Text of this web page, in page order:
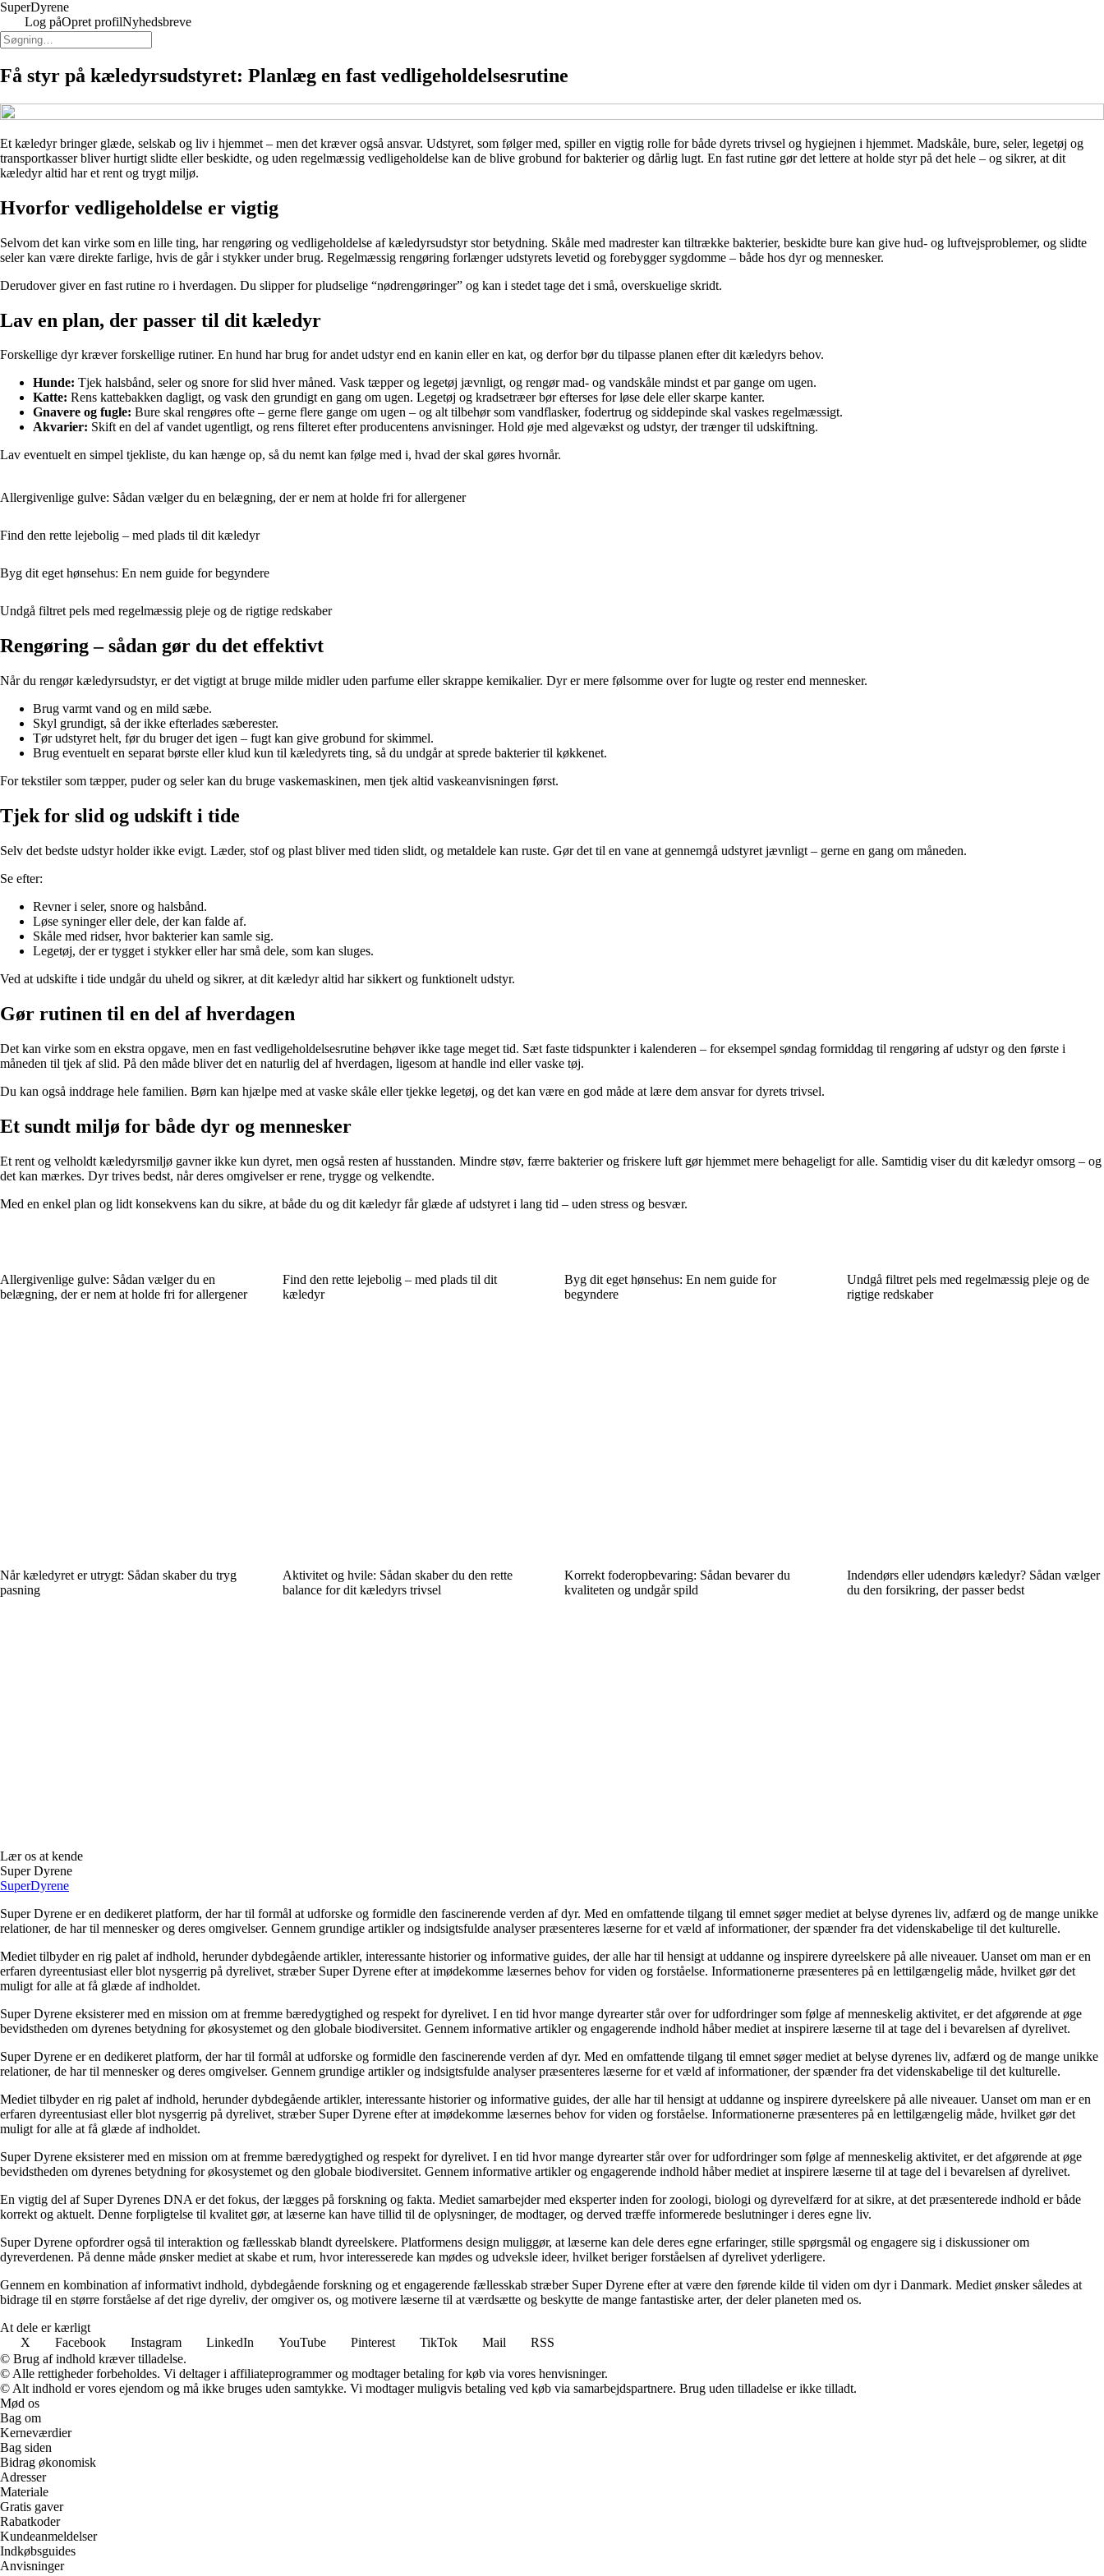
SuperDyrene
Log påOpret profilNyhedsbreve
Få styr på kæledyrsudstyret: Planlæg en fast vedligeholdelsesrutine
Et kæledyr bringer glæde, selskab og liv i hjemmet – men det kræver også ansvar. Udstyret, som følger med, spiller en vigtig rolle for både dyrets trivsel og hygiejnen i hjemmet. Madskåle, bure, seler, legetøj og
transportkasser bliver hurtigt slidte eller beskidte, og uden regelmæssig vedligeholdelse kan de blive grobund for bakterier og dårlig lugt. En fast rutine gør det lettere at holde styr på det hele – og sikrer, at dit
kæledyr altid har et rent og trygt miljø.
Hvorfor vedligeholdelse er vigtig
Selvom det kan virke som en lille ting, har rengøring og vedligeholdelse af kæledyrsudstyr stor betydning. Skåle med madrester kan tiltrække bakterier, beskidte bure kan give hud- og luftvejsproblemer, og slidte
seler kan være direkte farlige, hvis de går i stykker under brug. Regelmæssig rengøring forlænger udstyrets levetid og forebygger sygdomme – både hos dyr og mennesker.
Derudover giver en fast rutine ro i hverdagen. Du slipper for pludselige “nødrengøringer” og kan i stedet tage det i små, overskuelige skridt.
Lav en plan, der passer til dit kæledyr
Forskellige dyr kræver forskellige rutiner. En hund har brug for andet udstyr end en kanin eller en kat, og derfor bør du tilpasse planen efter dit kæledyrs behov.
Hunde: Tjek halsbånd, seler og snore for slid hver måned. Vask tæpper og legetøj jævnligt, og rengør mad- og vandskåle mindst et par gange om ugen.
Katte: Rens kattebakken dagligt, og vask den grundigt en gang om ugen. Legetøj og kradsetræer bør efterses for løse dele eller skarpe kanter.
Gnavere og fugle: Bure skal rengøres ofte – gerne flere gange om ugen – og alt tilbehør som vandflasker, fodertrug og siddepinde skal vaskes regelmæssigt.
Akvarier: Skift en del af vandet ugentligt, og rens filteret efter producentens anvisninger. Hold øje med algevækst og udstyr, der trænger til udskiftning.
Lav eventuelt en simpel tjekliste, du kan hænge op, så du nemt kan følge med i, hvad der skal gøres hvornår.
Allergivenlige gulve: Sådan vælger du en belægning, der er nem at holde fri for allergener
Find den rette lejebolig – med plads til dit kæledyr
Byg dit eget hønsehus: En nem guide for begyndere
Undgå filtret pels med regelmæssig pleje og de rigtige redskaber
Rengøring – sådan gør du det effektivt
Når du rengør kæledyrsudstyr, er det vigtigt at bruge milde midler uden parfume eller skrappe kemikalier. Dyr er mere følsomme over for lugte og rester end mennesker.
Brug varmt vand og en mild sæbe.
Skyl grundigt, så der ikke efterlades sæberester.
Tør udstyret helt, før du bruger det igen – fugt kan give grobund for skimmel.
Brug eventuelt en separat børste eller klud kun til kæledyrets ting, så du undgår at sprede bakterier til køkkenet.
For tekstiler som tæpper, puder og seler kan du bruge vaskemaskinen, men tjek altid vaskeanvisningen først.
Tjek for slid og udskift i tide
Selv det bedste udstyr holder ikke evigt. Læder, stof og plast bliver med tiden slidt, og metaldele kan ruste. Gør det til en vane at gennemgå udstyret jævnligt – gerne en gang om måneden.
Se efter:
Revner i seler, snore og halsbånd.
Løse syninger eller dele, der kan falde af.
Skåle med ridser, hvor bakterier kan samle sig.
Legetøj, der er tygget i stykker eller har små dele, som kan sluges.
Ved at udskifte i tide undgår du uheld og sikrer, at dit kæledyr altid har sikkert og funktionelt udstyr.
Gør rutinen til en del af hverdagen
Det kan virke som en ekstra opgave, men en fast vedligeholdelsesrutine behøver ikke tage meget tid. Sæt faste tidspunkter i kalenderen – for eksempel søndag formiddag til rengøring af udstyr og den første i
måneden til tjek af slid. På den måde bliver det en naturlig del af hverdagen, ligesom at handle ind eller vaske tøj.
Du kan også inddrage hele familien. Børn kan hjælpe med at vaske skåle eller tjekke legetøj, og det kan være en god måde at lære dem ansvar for dyrets trivsel.
Et sundt miljø for både dyr og mennesker
Et rent og velholdt kæledyrsmiljø gavner ikke kun dyret, men også resten af husstanden. Mindre støv, færre bakterier og friskere luft gør hjemmet mere behageligt for alle. Samtidig viser du dit kæledyr omsorg – og
det kan mærkes. Dyr trives bedst, når deres omgivelser er rene, trygge og velkendte.
Med en enkel plan og lidt konsekvens kan du sikre, at både du og dit kæledyr får glæde af udstyret i lang tid – uden stress og besvær.
Allergivenlige gulve: Sådan vælger du en
belægning, der er nem at holde fri for allergener
Find den rette lejebolig – med plads til dit
kæledyr
Byg dit eget hønsehus: En nem guide for
begyndere
Undgå filtret pels med regelmæssig pleje og de
rigtige redskaber
Når kæledyret er utrygt: Sådan skaber du tryg
pasning
Aktivitet og hvile: Sådan skaber du den rette
balance for dit kæledyrs trivsel
Korrekt foderopbevaring: Sådan bevarer du
kvaliteten og undgår spild
Indendørs eller udendørs kæledyr? Sådan vælger
du den forsikring, der passer bedst
Lær os at kende
Super Dyrene
SuperDyrene
Super Dyrene er en dedikeret platform, der har til formål at udforske og formidle den fascinerende verden af dyr. Med en omfattende tilgang til emnet søger mediet at belyse dyrenes liv, adfærd og de mange unikke
relationer, de har til mennesker og deres omgivelser. Gennem grundige artikler og indsigtsfulde analyser præsenteres læserne for et væld af informationer, der spænder fra det videnskabelige til det kulturelle.
Mediet tilbyder en rig palet af indhold, herunder dybdegående artikler, interessante historier og informative guides, der alle har til hensigt at uddanne og inspirere dyreelskere på alle niveauer. Uanset om man er en
erfaren dyreentusiast eller blot nysgerrig på dyrelivet, stræber Super Dyrene efter at imødekomme læsernes behov for viden og forståelse. Informationerne præsenteres på en lettilgængelig måde, hvilket gør det
muligt for alle at få glæde af indholdet.
Super Dyrene eksisterer med en mission om at fremme bæredygtighed og respekt for dyrelivet. I en tid hvor mange dyrearter står over for udfordringer som følge af menneskelig aktivitet, er det afgørende at øge
bevidstheden om dyrenes betydning for økosystemet og den globale biodiversitet. Gennem informative artikler og engagerende indhold håber mediet at inspirere læserne til at tage del i bevarelsen af dyrelivet.
Super Dyrene er en dedikeret platform, der har til formål at udforske og formidle den fascinerende verden af dyr. Med en omfattende tilgang til emnet søger mediet at belyse dyrenes liv, adfærd og de mange unikke
relationer, de har til mennesker og deres omgivelser. Gennem grundige artikler og indsigtsfulde analyser præsenteres læserne for et væld af informationer, der spænder fra det videnskabelige til det kulturelle.
Mediet tilbyder en rig palet af indhold, herunder dybdegående artikler, interessante historier og informative guides, der alle har til hensigt at uddanne og inspirere dyreelskere på alle niveauer. Uanset om man er en
erfaren dyreentusiast eller blot nysgerrig på dyrelivet, stræber Super Dyrene efter at imødekomme læsernes behov for viden og forståelse. Informationerne præsenteres på en lettilgængelig måde, hvilket gør det
muligt for alle at få glæde af indholdet.
Super Dyrene eksisterer med en mission om at fremme bæredygtighed og respekt for dyrelivet. I en tid hvor mange dyrearter står over for udfordringer som følge af menneskelig aktivitet, er det afgørende at øge
bevidstheden om dyrenes betydning for økosystemet og den globale biodiversitet. Gennem informative artikler og engagerende indhold håber mediet at inspirere læserne til at tage del i bevarelsen af dyrelivet.
En vigtig del af Super Dyrenes DNA er det fokus, der lægges på forskning og fakta. Mediet samarbejder med eksperter inden for zoologi, biologi og dyrevelfærd for at sikre, at det præsenterede indhold er både
korrekt og aktuelt. Denne forpligtelse til kvalitet gør, at læserne kan have tillid til de oplysninger, de modtager, og derved træffe informerede beslutninger i deres egne liv.
Super Dyrene opfordrer også til interaktion og fællesskab blandt dyreelskere. Platformens design muliggør, at læserne kan dele deres egne erfaringer, stille spørgsmål og engagere sig i diskussioner om
dyreverdenen. På denne måde ønsker mediet at skabe et rum, hvor interesserede kan mødes og udveksle ideer, hvilket beriger forståelsen af dyrelivet yderligere.
Gennem en kombination af informativt indhold, dybdegående forskning og et engagerende fællesskab stræber Super Dyrene efter at være den førende kilde til viden om dyr i Danmark. Mediet ønsker således at
bidrage til en større forståelse af det rige dyreliv, der omgiver os, og motivere læserne til at værdsætte og beskytte de mange fantastiske arter, der deler planeten med os.
At dele er kærligt
X
Facebook Instagram LinkedIn YouTube Pinterest TikTok Mail
RSS
© Brug af indhold kræver tilladelse.
© Alle rettigheder forbeholdes. Vi deltager i affiliateprogrammer og modtager betaling for køb via vores henvisninger.
© Alt indhold er vores ejendom og må ikke bruges uden samtykke. Vi modtager muligvis betaling ved køb via samarbejdspartnere. Brug uden tilladelse er ikke tilladt.
Mød os
Bag om
Kerneværdier
Bag siden
Bidrag økonomisk
Adresser
Materiale
Gratis gaver
Rabatkoder
Kundeanmeldelser
Indkøbsguides
Anvisninger